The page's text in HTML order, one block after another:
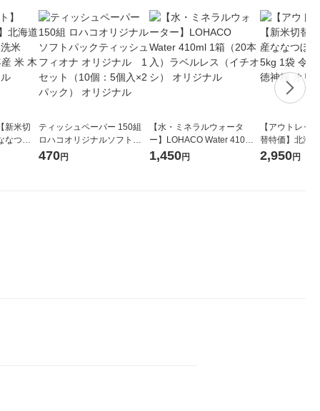
新米切
なつぼ
ティッシュペーパー 150組
ロハコオリジナルソフトパ
ックティッシュ フィオナ オ
470円
【水・ミネラルウォータ
ー】LOHACO Water 410ml
1箱（20本入）ラベルレス
1,450円
【アウトレッ
替特価】北海
し 精白米 5kg
2,950円